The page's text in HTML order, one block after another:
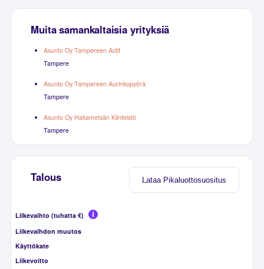
Muita samankaltaisia yrityksiä
Asunto Oy Tampereen Actif
Tampere
Asunto Oy Tampereen Aurinkopyörä
Tampere
Asunto Oy Hakametsän Kiinteistö
Tampere
Lataa Pikaluottosuositus
Talous
Liikevaihto (tuhatta €)
Liikevaihdon muutos
Käyttökate
Liikevoitto